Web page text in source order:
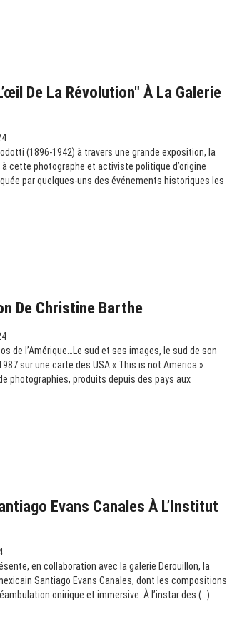
De La Révolution" À La Galerie
(1896-1942) à travers une grande exposition, la
cette photographe et activiste politique d’origine
par quelques-uns des événements historiques les
De Christine Barthe
de l’Amérique…Le sud et ses images, le sud de son
sur une carte des USA « This is not America ».
photographies, produits depuis des pays aux
Evans Canales À L’Institut
en collaboration avec la galerie Derouillon, la
Santiago Evans Canales, dont les compositions
onirique et immersive. À l’instar des (…)